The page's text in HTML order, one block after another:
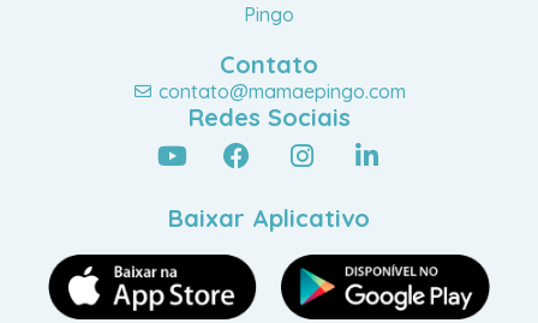
Pingo
Contato
contato@mamaepingo.com
Redes Sociais
Baixar Aplicativo